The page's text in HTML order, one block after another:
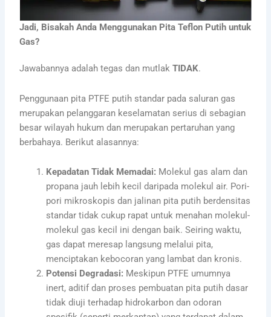
Jadi, Bisakah Anda Menggunakan Pita Teflon Putih untuk
Gas?
Jawabannya adalah tegas dan mutlakTIDAK.
Penggunaan pita PTFE putih standar pada saluran gas
merupakan pelanggaran keselamatan serius di sebagian
besar wilayah hukum dan merupakan pertaruhan yang
berbahaya. Berikut alasannya:
Kepadatan Tidak Memadai: Molekul gas alam dan
propana jauh lebih kecil daripada molekul air. Pori-
pori mikroskopis dan jalinan pita putih berdensitas
standar tidak cukup rapat untuk menahan molekul-
molekul gas kecil ini dengan baik. Seiring waktu,
gas dapat meresap langsung melalui pita,
menciptakan kebocoran yang lambat dan kronis.
Potensi Degradasi: Meskipun PTFE umumnya
inert, aditif dan proses pembuatan pita putih dasar
tidak diuji terhadap hidrokarbon dan odoran